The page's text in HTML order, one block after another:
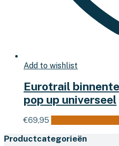
Add to wishlist
Eurotrail
pop up universeel
€69,95
Productcategorieën